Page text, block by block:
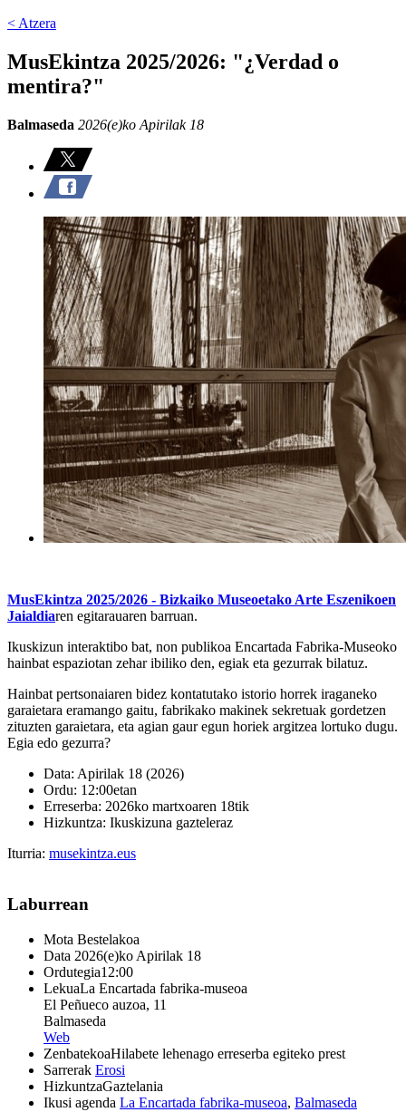
< Atzera
MusEkintza 2025/2026: "¿Verdad o
mentira?"
Balmaseda 2026(e)ko Apirilak 18
MusEkintza 2025/2026 - Bizkaiko Museoetako Arte Eszenikoen
Jaialdiaren egitarauaren barruan.
Ikuskizun interaktibo bat, non publikoa Encartada Fabrika-Museoko
hainbat espaziotan zehar ibiliko den, egiak eta gezurrak bilatuz.
Hainbat pertsonaiaren bidez kontatutako istorio horrek iraganeko
garaietara eramango gaitu, fabrikako makinek sekretuak gordetzen
zituzten garaietara, eta agian gaur egun horiek argitzea lortuko dugu.
Egia edo gezurra?
Data: Apirilak 18 (2026)
Ordu: 12:00etan
Erreserba: 2026ko martxoaren 18tik
Hizkuntza: Ikuskizuna gazteleraz
Iturria: musekintza.eus
Laburrean
Mota Bestelakoa
Data 2026(e)ko Apirilak 18
Ordutegia12:00
LekuaLa Encartada fabrika-museoa
El Peñueco auzoa, 11
Balmaseda
Web
ZenbatekoaHilabete lehenago erreserba egiteko prest
Sarrerak Erosi
HizkuntzaGaztelania
Ikusi agenda La Encartada fabrika-museoa, Balmaseda